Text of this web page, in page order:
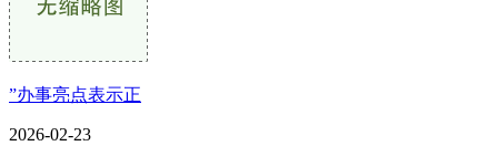
”办事亮点表示正
2026-02-23